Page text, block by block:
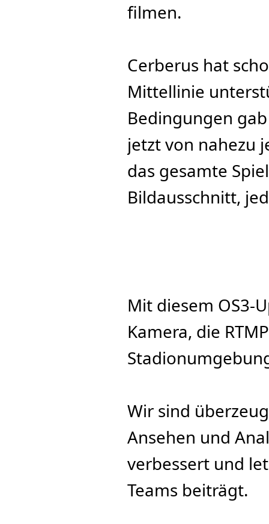
filmen.
Cerberus hat
Mittellinie
Bedingungen
jetzt von nahezu
das gesamte
Bildausschnitt,
Mit diesem OS3-
Kamera, die
Wir sind
Ansehen und
verbessert und
Teams beiträgt.